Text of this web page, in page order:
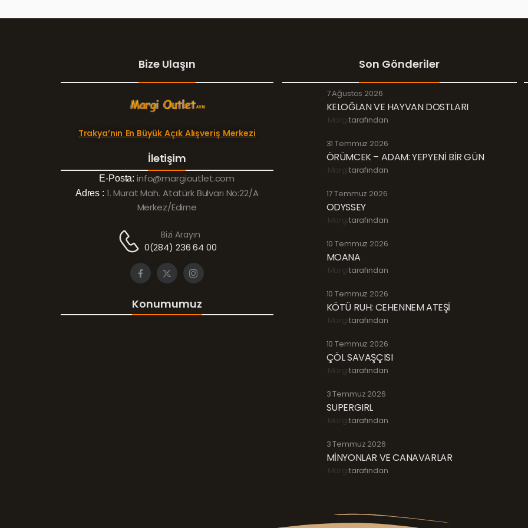
Bize Ulaşın
Trakya’nın En Büyük Açık Alışveriş Merkezi
İletişim
E-Posta: info@margioutlet.com
Adres : 1. Murat Mah. Atatürk Bulvarı No:22/A
Merkez/Edirne
Bizi Arayın
0(284) 236 64 00
Konumumuz
Son Gönderiler
7 Ağustos 2026
KELOĞLAN VE HAYVAN DOSTLARI
Margitarafından
31 Temmuz 2026
ÖRÜMCEK – ADAM: YEPYENİ BİR GÜN
Margitarafından
17 Temmuz 2026
ODYSSEY
Margitarafından
10 Temmuz 2026
MOANA
Margitarafından
10 Temmuz 2026
KÖTÜ RUH: CEHENNEM ATEŞİ
Margitarafından
10 Temmuz 2026
ÇÖL SAVAŞÇISI
Margitarafından
3 Temmuz 2026
SUPERGIRL
Margitarafından
3 Temmuz 2026
MİNYONLAR VE CANAVARLAR
Margitarafından